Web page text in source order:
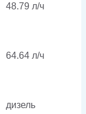
48.79 л/ч
64.64 л/ч
дизель